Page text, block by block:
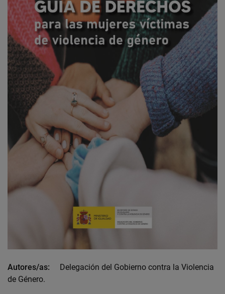
Autores/as:
Delegación del Gobierno contra la Violencia
de Género.